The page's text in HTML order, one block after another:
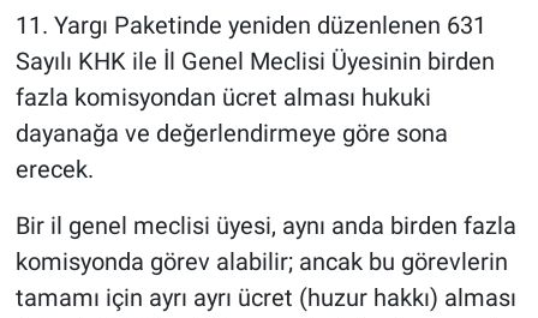
11. Yargı Paketinde yeniden düzenlenen 631
Sayılı KHK ile İl Genel Meclisi Üyesinin birden
fazla komisyondan ücret alması hukuki
dayanağa ve değerlendirmeye göre sona
erecek.
Bir il genel meclisi üyesi, aynı anda birden fazla
komisyonda görev alabilir; ancak bu görevlerin
tamamı için ayrı ayrı ücret (huzur hakkı) alması